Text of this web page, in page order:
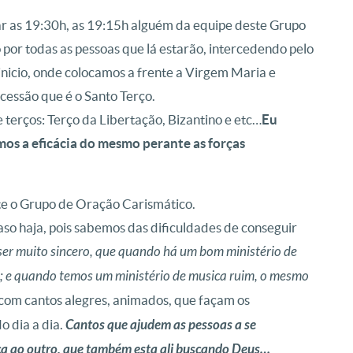
as 19:30h, as 19:15h alguém da equipe deste Grupo
todas as pessoas que lá estarão, intercedendo pelo
onde colocamos a frente a Virgem Maria e
que é o Santo Terço.
terços: Terço da Libertação, Bizantino e etc…Eu
a eficácia do mesmo perante as forças
o Grupo de Oração Carismático.
haja, pois sabemos das dificuldades de conseguir
muito sincero, que quando há um bom ministério de
quando temos um ministério de musica ruim, o mesmo
cantos alegres, animados, que façam os
dia a dia. Cantos que ajudem as pessoas a se
ao outro, que também esta ali buscando Deus…